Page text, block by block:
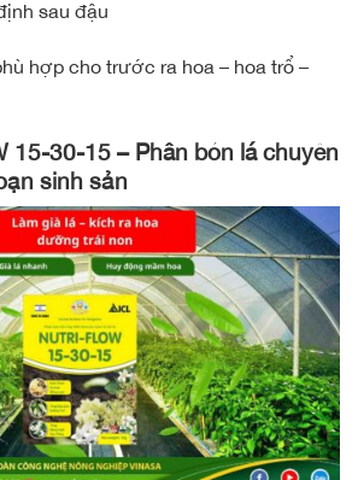
sau đậu
hợp cho trước ra hoa – hoa trổ –
15-30-15 – Phân bón lá chuyên
sinh sản